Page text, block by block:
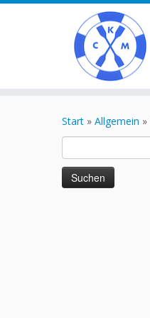
Start » Allgemein »
Suchen
nach: